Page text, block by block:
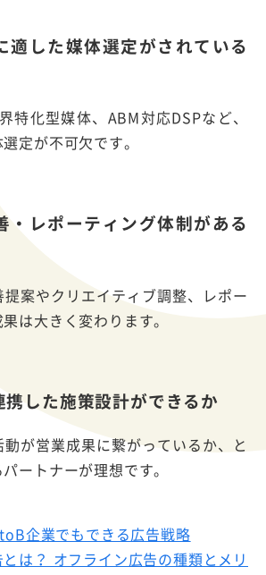
適した媒体選定がされている
特化型媒体、ABM対応DSPなど、
定が不可欠です。
・レポーティング体制がある
案やクリエイティブ調整、レポー
は大きく変わります。
した施策設計ができるか
が営業成果に繋がっているか、と
ートナーが理想です。
企業でもできる広告戦略
は？ オフライン広告の種類とメリ